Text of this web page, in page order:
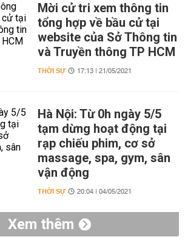
Mời cử tri xem thông tin
tổng hợp về bầu cử tại
website của Sở Thông tin
và Truyền thông TP HCM
THỜI SỰ 17:13 | 21/05/2021
Hà Nội: Từ 0h ngày 5/5
tạm dừng hoạt động tại
rạp chiếu phim, cơ sở
massage, spa, gym, sân
vận động
THỜI SỰ 20:04 | 04/05/2021
Xem thêm